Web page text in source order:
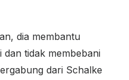
dia membantu
tidak membebani
dari Schalke